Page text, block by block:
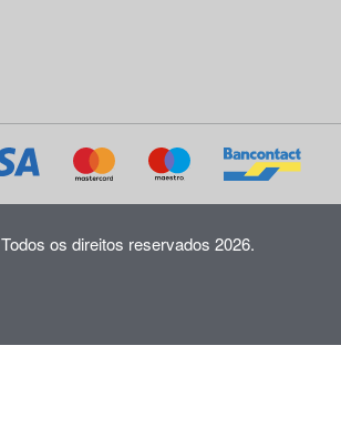
Todos os direitos reservados 2026.